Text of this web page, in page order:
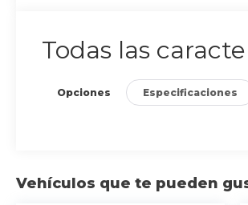
Todas las
Opciones Especificaciones
Vehículos que te pueden